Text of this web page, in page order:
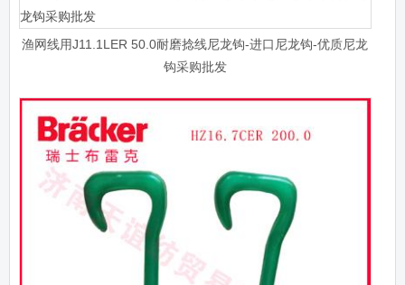
渔网线用J11.1LER 50.0耐磨捻线尼龙钩-进口尼龙钩-优质尼龙
钩采购批发